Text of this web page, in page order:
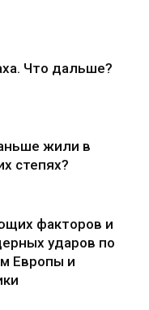
Что дальше?
жили в
степях?
факторов и
ударов по
Европы и